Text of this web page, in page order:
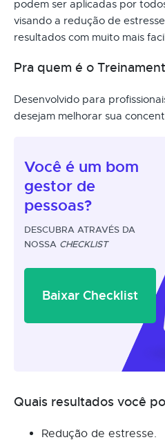
podem ser aplicadas por
visando a redução de
resultados com muito mais
Pra quem é o
Desenvolvido para
desejam melhorar sua
Você é um bom
gestor de
pessoas?
DESCUBRA ATRAVÉS DA
NOSSA CHECKLIST
Baixar Checklist
Quais resultados você
Redução de estresse.